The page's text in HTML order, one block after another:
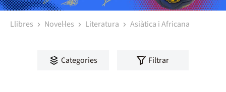
Llibres Novel·les Literatura Asiàtica i Africana
Categories Filtrar